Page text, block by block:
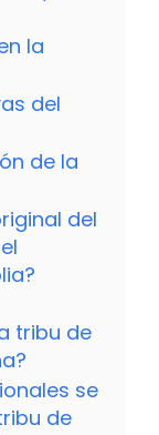
la
del
de la
del
tribu de
se
de